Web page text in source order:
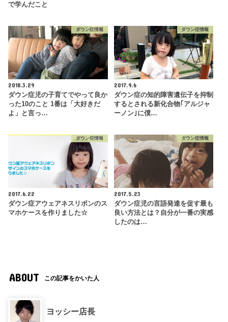
で学んだこと
ダウン症情報
2018.3.29
ダウン症児の子育てでやって良か
った10のこと 1番は「大好きだ
よ」と言っ…
ダウン症情報
2017.9.6
ダウン症の知的障害遺伝子を抑制
するとされる新化合物｢アルジャ
ーノン｣に僕…
ダウン症情報
2017.6.22
ダウン症アウェアネスリボンのス
マホケースを作りました☆
ダウン症情報
2017.5.23
ダウン症児の言語発達を促す最も
良い方法とは？自分が一番の実感
したのは…
ABOUT この記事をかいた人
ヨッシー店長